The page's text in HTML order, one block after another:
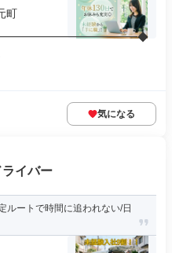
町
気になる
イバー
ルートで時間に追われない/日